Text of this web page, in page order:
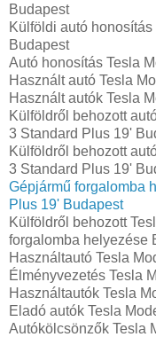
Budapest
Külföldi autó
Budapest
Autó honosítás Tesla
Használt autó‎ Tesla
Használt autó‎k Tesla
Külföldről behozott
3 Standard Plus 19'
Külföldről behozott
3 Standard Plus 19'
Gépjármű forgalomba
Plus 19' Budapest
Külföldről behozott
forgalomba helyezése
Használtautó‎ Tesla
Élményvezetés Tesla
Használtautó‎k Tesla
Eladó autók Tesla
Autókölcsönzők Tesla